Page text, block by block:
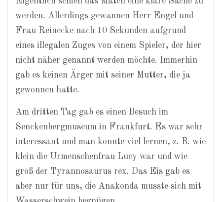
werden. Allerdings gewannen Herr Engel und
Frau Reinecke nach 10 Sekunden aufgrund
eines illegalen Zuges von einem Spieler, der hier
nicht näher genannt werden möchte. Immerhin
gab es keinen Ärger mit seiner Mutter, die ja
gewonnen hatte.
Am dritten Tag gab es einen Besuch im
Senckenbergmuseum in Frankfurt. Es war sehr
interessant und man konnte viel lernen, z. B. wie
klein die Urmenschenfrau Lucy war und wie
groß der Tyrannosaurus rex. Das Eis gab es
aber nur für uns, die Anakonda musste sich mit